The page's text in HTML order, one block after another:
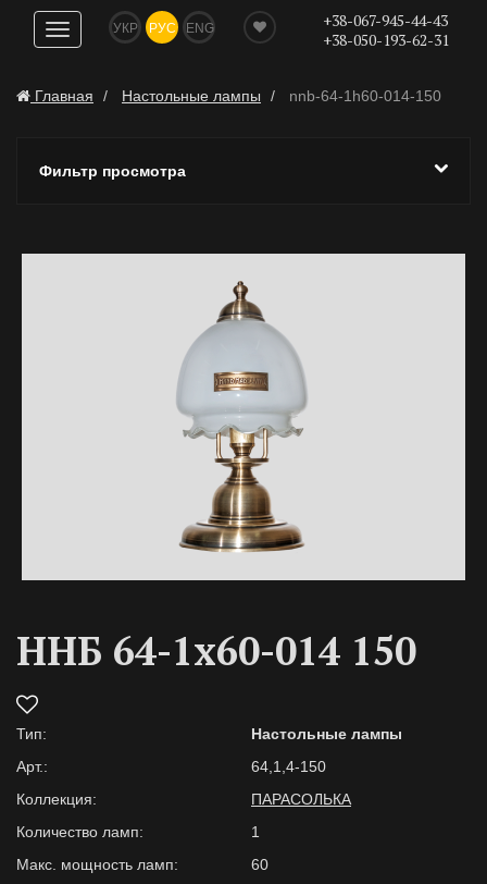
Показать
навигацию
УКР РУС ENG
+38-067-945-44-43
+38-050-193-62-31
Главная Настольные лампы nnb-64-1h60-014-150
Фильтр просмотра
ННБ 64-1х60-014 150
Тип:
Настольные лампы
Арт.:
64,1,4-150
Коллекция:
ПАРАСОЛЬКА
Количество ламп:
1
Макс. мощность ламп:
60